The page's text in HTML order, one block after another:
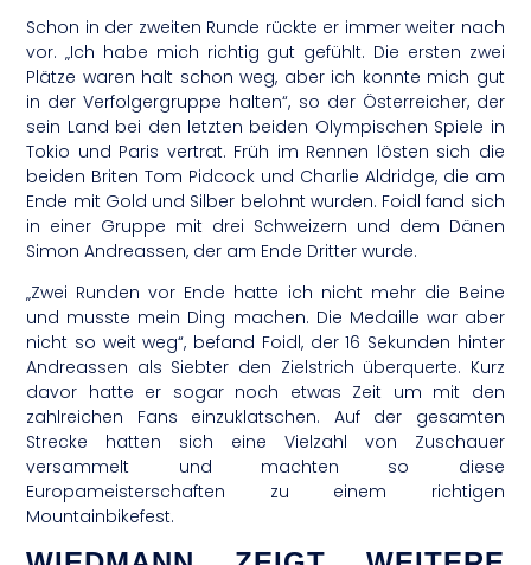
Schon in der zweiten Runde rückte er immer weiter nach
vor. „Ich habe mich richtig gut gefühlt. Die ersten zwei
Plätze waren halt schon weg, aber ich konnte mich gut
in der Verfolgergruppe halten“, so der Österreicher, der
sein Land bei den letzten beiden Olympischen Spiele in
Tokio und Paris vertrat. Früh im Rennen lösten sich die
beiden Briten Tom Pidcock und Charlie Aldridge, die am
Ende mit Gold und Silber belohnt wurden. Foidl fand sich
in einer Gruppe mit drei Schweizern und dem Dänen
Simon Andreassen, der am Ende Dritter wurde.
„Zwei Runden vor Ende hatte ich nicht mehr die Beine
und musste mein Ding machen. Die Medaille war aber
nicht so weit weg“, befand Foidl, der 16 Sekunden hinter
Andreassen als Siebter den Zielstrich überquerte. Kurz
davor hatte er sogar noch etwas Zeit um mit den
zahlreichen Fans einzuklatschen. Auf der gesamten
Strecke hatten sich eine Vielzahl von Zuschauer
versammelt und machten so diese
Europameisterschaften zu einem richtigen
Mountainbikefest.